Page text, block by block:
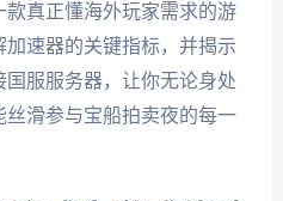
真正懂海外玩家需求的游
速器的关键指标，并揭示
服服务器，让你无论身处
滑参与宝船拍卖夜的每一